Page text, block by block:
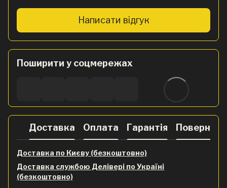
Написати відгук
Поширити у соцмережах
Доставка Оплата Гарантія
Доставка по Києву (безкоштовно)
Доставка службою Делівері по Україні
(безкоштовно)